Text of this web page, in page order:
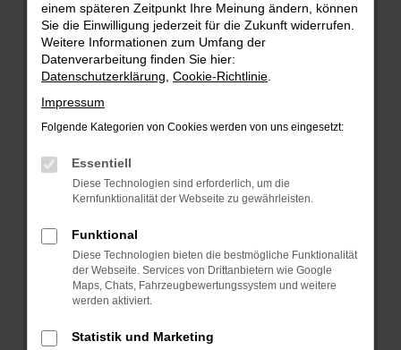
Fehler: Network Error
Beim Laden ist ein Fehler aufgetreten.
Hier sind ein paar Tipps, die dir helfen können:
Überprüfe deine Firewall und deine
Internetverbindung.
deine Suchmaschine?
Prüfe deine Browsererweiterungen.
können das Laden bestimmter Seiten
verhindern. Funktioniert die Seite in einem
anderen Browser oder in einem privaten
Fenster?
Starte dein Gerät neu.
einem späteren Zeitpunkt Ihre Meinung ändern, können
Sie die Einwilligung jederzeit für die Zukunft widerrufen.
Weitere Informationen zum Umfang der
Datenverarbeitung finden Sie hier:
Datenschutzerklärung Cookie-Richtlinie
Impressum
Folgende Kategorien von Cookies werden von uns eingesetzt:
Essentiell
Diese Technologien sind erforderlich, um die
Kernfunktionalität der Webseite zu gewährleisten.
Funktional
Diese Technologien bieten die bestmögliche Funktionalität
der Webseite. Services von Drittanbietern wie Google
Maps, Chats, Fahrzeugbewertungssystem und weitere
werden aktiviert.
Statistik und Marketing